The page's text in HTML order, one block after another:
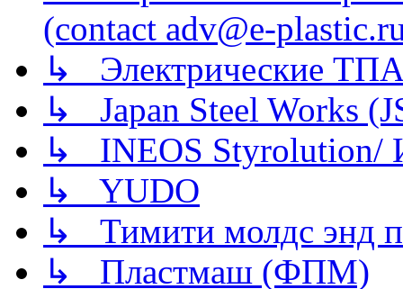
(contact adv@e-
↳ Электрические
↳ Japan Steel Works
↳ INEOS
↳ YUDO
↳ Тимити молдс энд
↳ Пластмаш (ФПМ)